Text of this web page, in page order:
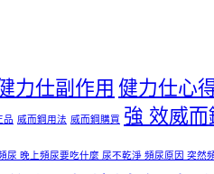
力仕副作用 健力仕心
品 威而鋼用法 威而鋼購買 強 效威而
尿 晚上頻尿要吃什麼 尿不乾淨 頻尿原因 突